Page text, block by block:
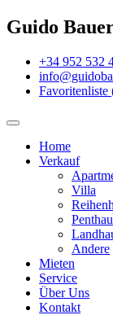
Guido
+34 952 532
Favoritenliste
Home
Verkauf
Villa
Andere
Mieten
Service
Über Uns
Kontakt